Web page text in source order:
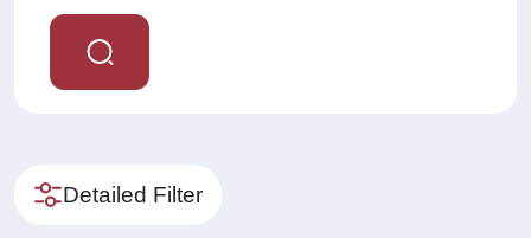
Detailed Filter